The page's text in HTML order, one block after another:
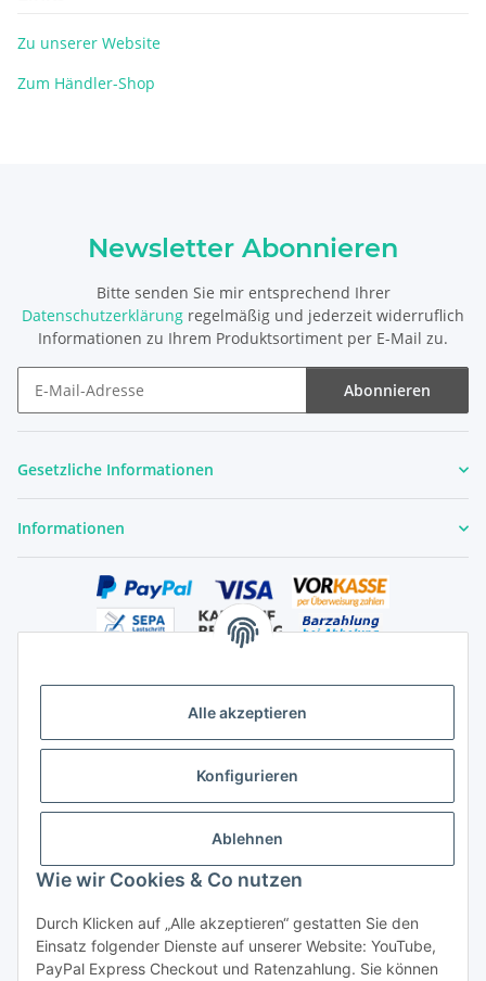
Alle akzeptieren
Konfigurieren
Ablehnen
Wie wir Cookies & Co nutzen
Durch Klicken auf „Alle akzeptieren“ gestatten Sie den
Einsatz folgender Dienste auf unserer Website: YouTube,
PayPal Express Checkout und Ratenzahlung. Sie können
Zu unserer Website
Zum Händler-Shop
Newsletter Abonnieren
Bitte senden Sie mir entsprechend Ihrer
Datenschutzerklärung regelmäßig und jederzeit widerruflich
Informationen zu Ihrem Produktsortiment per E-Mail zu.
Abonnieren
Gesetzliche Informationen
Informationen
Vertrag widerrufen